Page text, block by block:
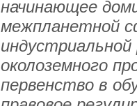
начинающее
межпланетной
индустриальной
околоземного
первенство в